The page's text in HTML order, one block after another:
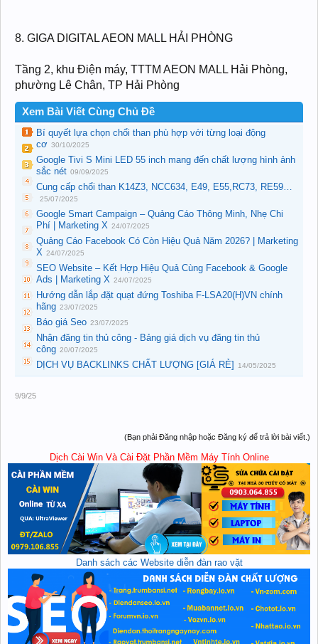
8. GIGA DIGITAL AEON MALL HẢI PHÒNG
Tầng 2, khu Điện máy, TTTM AEON MALL Hải Phòng,
phường Lê Chân, TP Hải Phòng
Xem Bài Viết Cùng Chủ Đề
Bí quyết lựa chọn chổi than phù hợp với từng loại động
cơ 30/10/2025
Google Tivi S Mini LED 55 inch mang đến chất lượng hình ảnh
sắc nét 09/09/2025
Cung cấp chổi than K14Z3, NCC634, E49, E55,RC73, RE59…
25/07/2025
Google Smart Campaign – Quảng Cáo Thông Minh, Nhẹ Chi
Phí | Marketing X 24/07/2025
Quảng Cáo Facebook Có Còn Hiệu Quả Năm 2026? | Marketing
X 24/07/2025
SEO Website – Kết Hợp Hiệu Quả Cùng Facebook & Google
Ads | Marketing X 24/07/2025
Hướng dẫn lắp đặt quạt đứng Toshiba F-LSA20(H)VN chính
hãng 23/07/2025
Báo giá Seo 23/07/2025
Nhận đăng tin thủ công - Bảng giá dịch vụ đăng tin thủ
công 20/07/2025
DỊCH VỤ BACKLINKS CHẤT LƯỢNG [GIÁ RẺ] 14/05/2025
9/9/25
(Bạn phải Đăng nhập hoặc Đăng ký để trả lời bài viết.)
Dịch Cài Win Và Cài Đặt Phần Mềm Máy Tính Online
Danh sách các Website diễn đàn rao vặt